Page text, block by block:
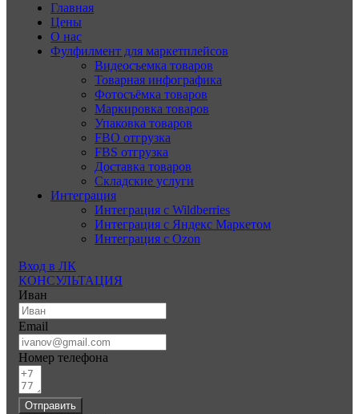
Главная
Цены
О нас
Фулфилмент для маркетплейсов
Видеосъемка товаров
Товарная инфографика
Фотосъёмка товаров
Маркировка товаров
Упаковка товаров
FBO отгрузка
FBS отгрузка
Доставка товаров
Складские услуги
Интеграция
Интеграция с Wildberries
Интеграция с Яндекс Маркетом
Интеграция с Ozon
Вход в ЛК
КОНСУЛЬТАЦИЯ
Иван
Email
Номер телефона
Отправить